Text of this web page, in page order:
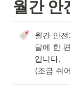
월간 안
월간 안
달에 한
입니다.
(조금 쉬